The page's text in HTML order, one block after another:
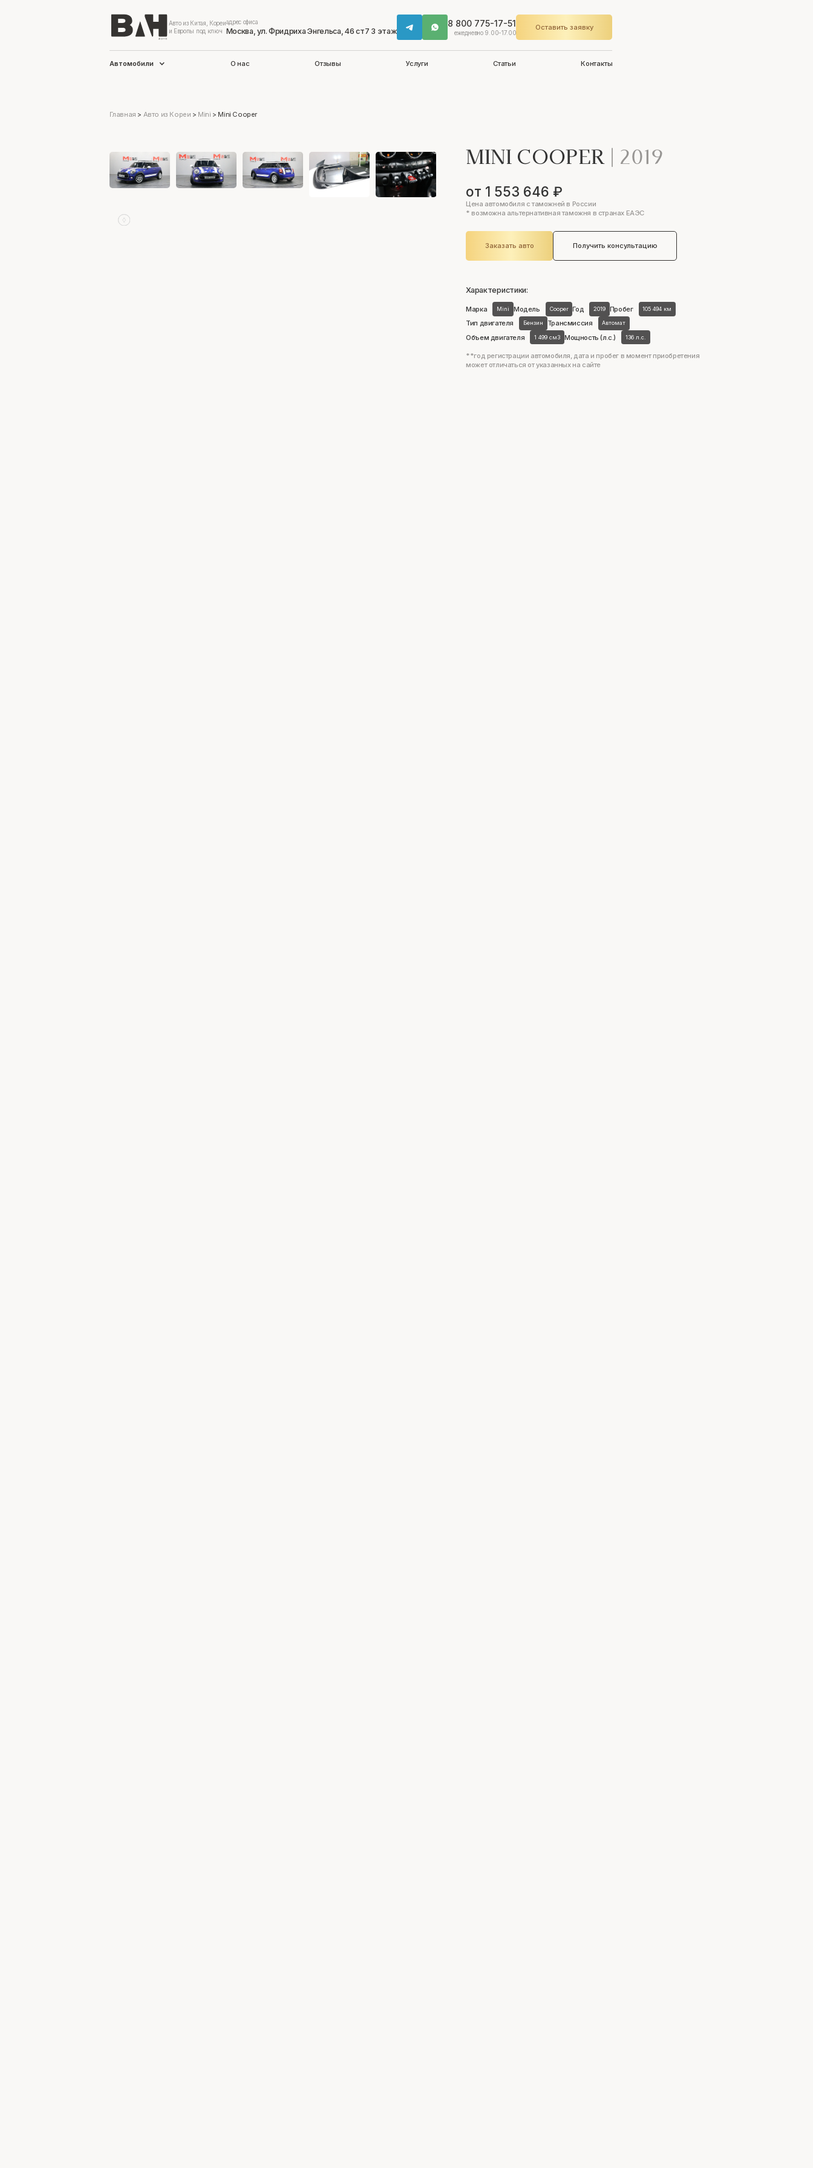
Авто из Китая, Кореи
и Европы под ключ
адрес офиса
Москва, ул. Фридриха Энгельса, 46 ст7 3 этаж
8 800 775-17-51
ежедневно 9.00-17.00
Оставить заявку
Автомобили О нас Отзывы Услуги Статьи Контакты
Главная > Авто из Кореи > Mini > Mini Cooper
MINI COOPER | 2019
от 1 553 646 ₽
Цена автомобиля с таможней в России
* возможна альтернативная таможня в странах ЕАЭС
Заказать авто Получить консультацию
Характеристики:
Марка Mini Модель Cooper Год 2019 Пробег 105 494 км
Тип двигателя Бензин Трансмиссия Автомат
Объем двигателя 1 499 см3 Мощность (л.с.) 136 л.с.
**год регистрации автомобиля, дата и пробег в момент приобретения
может отличаться от указанных на сайте